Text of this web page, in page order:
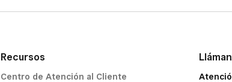
Recursos
Centro de Atención al Cliente